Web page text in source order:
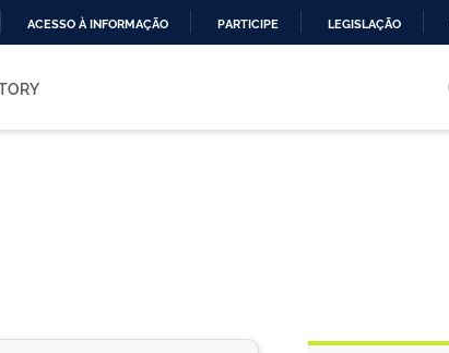
ACESSO À INFORMAÇÃO PARTICIPE LEGISLAÇÃO